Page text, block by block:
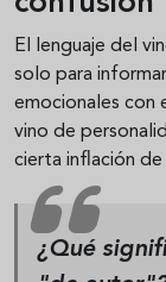
El lenguaje del
solo para
emocionales con
vino de
cierta inflación
¿Qué